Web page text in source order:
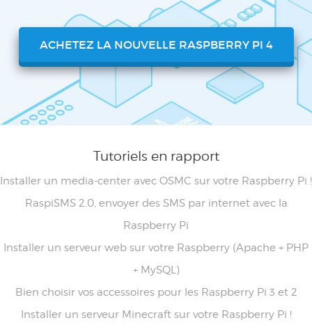
ACHETEZ LA NOUVELLE RASPBERRY PI 4
Tutoriels en rapport
Installer un media-center avec OSMC sur votre Raspberry Pi !
RaspiSMS 2.0, envoyer des SMS par internet avec la
Raspberry Pi
Installer un serveur web sur votre Raspberry (Apache + PHP
+ MySQL)
Bien choisir vos accessoires pour les Raspberry Pi 3 et 2
Installer un serveur Minecraft sur votre Raspberry Pi !